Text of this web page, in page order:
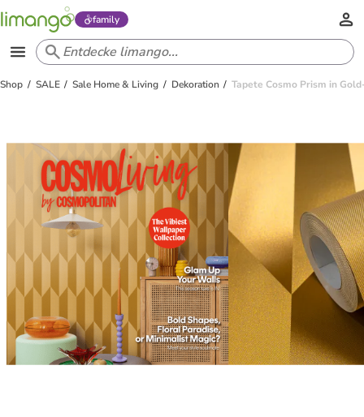
family
Shop SALE Sale Home & Living Dekoration Tapete Cosmo Prism in